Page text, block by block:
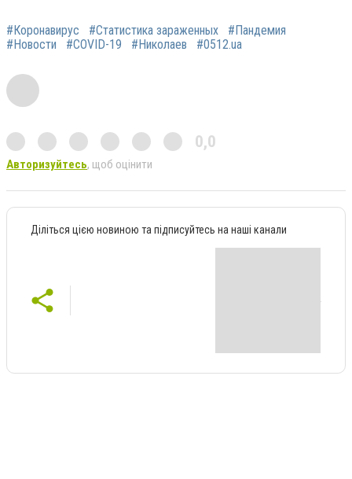
#Коронавирус #Статистика зараженных
#Пандемия
#Новости
#COVID-19 #Николаев #0512.ua
0,0
Авторизуйтесь, щоб оцінити
Діліться цією новиною та підписуйтесь на наші канали